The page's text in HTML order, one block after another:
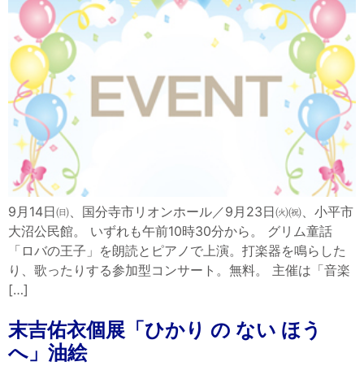
9月14日㈰、国分寺市リオンホール／9月23日㈫㈷、小平市
大沼公民館。 いずれも午前10時30分から。 グリム童話
「ロバの王子」を朗読とピアノで上演。打楽器を鳴らした
り、歌ったりする参加型コンサート。無料。 主催は「音楽
[…]
末吉佑衣個展「ひかり の ない ほう
へ」油絵